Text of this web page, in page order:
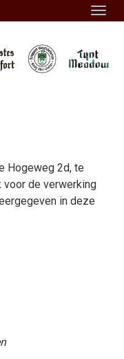
Hogeweg 2d, te
voor de verwerking
in deze